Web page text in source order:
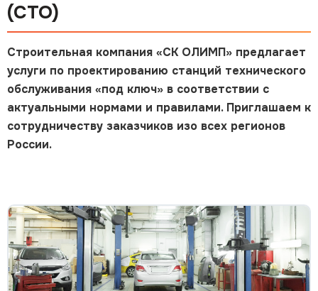
(СТО)
Строительная компания «СК ОЛИМП» предлагает
услуги по проектированию станций технического
обслуживания «под ключ» в соответствии с
актуальными нормами и правилами. Приглашаем к
сотрудничеству заказчиков изо всех регионов
России.